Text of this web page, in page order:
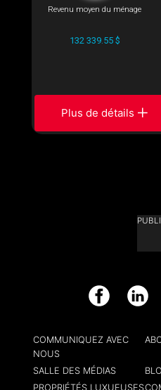
Revenu moyen du ménage
132 339.55 $
Plus de détails
Facebook LinkedIn
COMMUNIQUEZ AVEC
NOUS
SALLE DES MÉDIAS
PROPRIÉTÉS LUXUEUSES